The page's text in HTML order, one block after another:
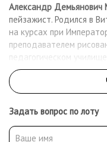
Александр Демьянович
пейзажист. Родился в
на курсах при
преподавателем
педагогическом
году был осужден за
в 1938-ом освобожден и
Задать вопрос по лоту